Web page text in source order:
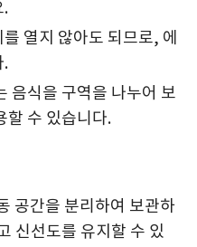
.
열지 않아도 되므로, 에
.
음식을 구역을 나누어 보
할 수 있습니다.
공간을 분리하여 보관하
신선도를 유지할 수 있